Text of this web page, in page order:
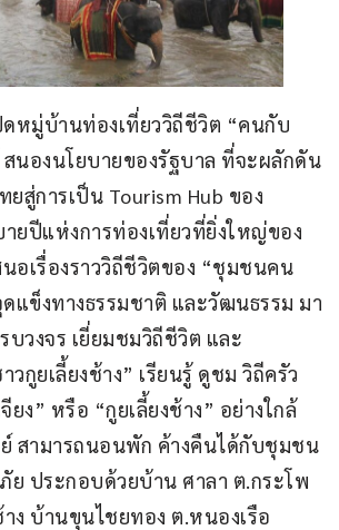
ดหมู่บ้านท่องเที่ยววิถีชีวิต “คนกับ
นองนโยบายของรัฐบาล ที่จะผลักดัน
ยสู่การเป็น Tourism Hub ของ
ยปีแห่งการท่องเที่ยวที่ยิ่งใหญ่ของ
นอเรื่องราววิถีชีวิตของ “ชุมชนคน
ดแข็งทางธรรมชาติ และวัฒนธรรม มา
วงจร เยี่ยมชมวิถีชีวิต และ
กูยเลี้ยงช้าง” เรียนรู้ ดูชม วิถีครัว
ยง” หรือ “กูยเลี้ยงช้าง” อย่างใกล้
สามารถนอนพัก ค้างคืนได้กับชุมชน
ย ประกอบด้วยบ้าน ศาลา ต.กระโพ
ง บ้านขุนไชยทอง ต.หนองเรือ